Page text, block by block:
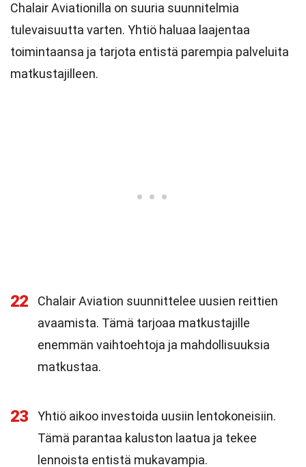
Chalair Aviationilla on suuria suunnitelmia
tulevaisuutta varten. Yhtiö haluaa laajentaa
toimintaansa ja tarjota entistä parempia palveluita
matkustajilleen.
22
Chalair Aviation suunnittelee uusien reittien
avaamista. Tämä tarjoaa matkustajille
enemmän vaihtoehtoja ja mahdollisuuksia
matkustaa.
23
Yhtiö aikoo investoida uusiin lentokoneisiin.
Tämä parantaa kaluston laatua ja tekee
lennoista entistä mukavampia.